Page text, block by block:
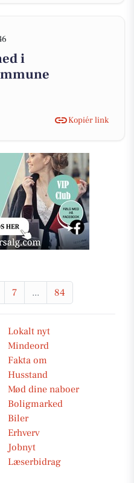
i
Kopiér link
7 ... 84
Lokalt nyt
Mindeord
Fakta om
Husstand
Mød dine naboer
Boligmarked
Biler
Erhverv
Jobnyt
Læserbidrag